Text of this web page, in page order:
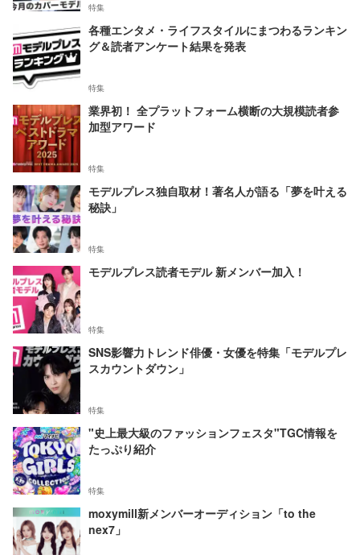
特集
各種エンタメ・ライフスタイルにまつわるランキン
グ＆読者アンケート結果を発表
特集
業界初！ 全プラットフォーム横断の大規模読者参
加型アワード
特集
モデルプレス独自取材！著名人が語る「夢を叶える
秘訣」
特集
モデルプレス読者モデル 新メンバー加入！
特集
SNS影響力トレンド俳優・女優を特集「モデルプレ
スカウントダウン」
特集
"史上最大級のファッションフェスタ"TGC情報を
たっぷり紹介
特集
moxymill新メンバーオーディション「to the
nex7」